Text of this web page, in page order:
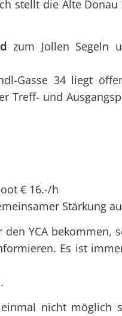
Unsere Clubabende
SY Daisy Duck
Ausbildung
stellt die Alte Donau
zum Jollen Segeln
Gasse 34 liegt
Treff- und
€ 16.-/h
Stärkung
YCA bekommen,
Es ist
nicht möglich